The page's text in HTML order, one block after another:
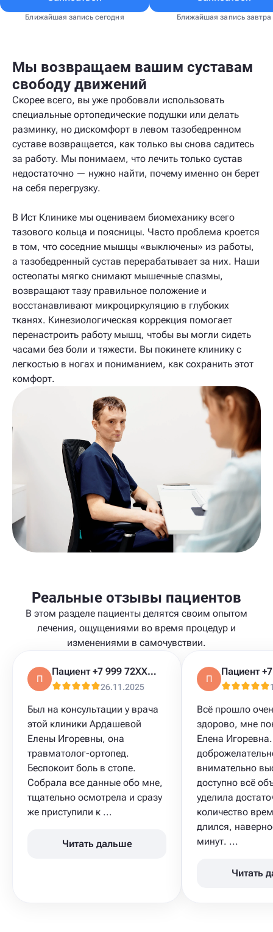
Ближайшая запись сегодня Ближайшая запись завтра
Мы возвращаем вашим суставам
свободу движений
Скорее всего, вы уже пробовали использовать
специальные ортопедические подушки или делать
разминку, но дискомфорт в левом тазобедренном
суставе возвращается, как только вы снова садитесь
за работу. Мы понимаем, что лечить только сустав
недостаточно — нужно найти, почему именно он берет
на себя перегрузку.
В Ист Клинике мы оцениваем биомеханику всего
тазового кольца и поясницы. Часто проблема кроется
в том, что соседние мышцы «выключены» из работы,
а тазобедренный сустав перерабатывает за них. Наши
остеопаты мягко снимают мышечные спазмы,
возвращают тазу правильное положение и
восстанавливают микроциркуляцию в глубоких
тканях. Кинезиологическая коррекция помогает
перенастроить работу мышц, чтобы вы могли сидеть
часами без боли и тяжести. Вы покинете клинику с
легкостью в ногах и пониманием, как сохранить этот
комфорт.
Реальные отзывы пациентов
В этом разделе пациенты делятся своим опытом
лечения, ощущениями во время процедур и
изменениями в самочувствии.
П
Пациент +7 999 72XXXXX
26.11.2025
Был на консультации у врача
этой клиники Ардашевой
Елены Игоревны, она
травматолог-ортопед.
Беспокоит боль в стопе.
Собрала все данные обо мне,
тщательно осмотрела и сразу
же приступили к ...
Читать дальше
П
Всё прошло
здорово, мне
Елена
внимательно
доступно всё
уделила
количество
длился,
минут. ...
Читать